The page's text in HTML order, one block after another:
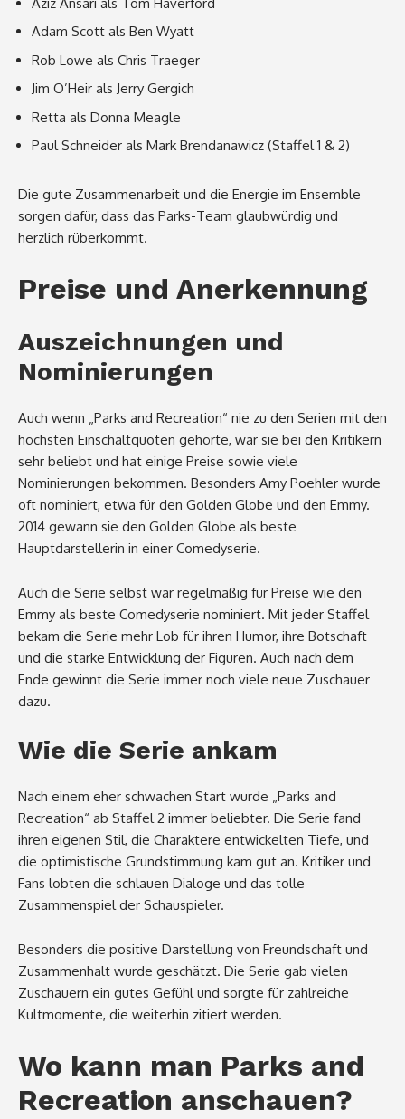
Adam Scott als Ben Wyatt
Rob Lowe als Chris Traeger
Jim O’Heir als Jerry Gergich
Retta als Donna Meagle
Paul Schneider als Mark Brendanawicz (Staffel 1 & 2)
Die gute Zusammenarbeit und die Energie im Ensemble
sorgen dafür, dass das Parks-Team glaubwürdig und
herzlich rüberkommt.
Preise und Anerkennung
Auszeichnungen und
Nominierungen
Auch wenn „Parks and Recreation“ nie zu den Serien mit den
höchsten Einschaltquoten gehörte, war sie bei den Kritikern
sehr beliebt und hat einige Preise sowie viele
Nominierungen bekommen. Besonders Amy Poehler wurde
oft nominiert, etwa für den Golden Globe und den Emmy.
2014 gewann sie den Golden Globe als beste
Hauptdarstellerin in einer Comedyserie.
Auch die Serie selbst war regelmäßig für Preise wie den
Emmy als beste Comedyserie nominiert. Mit jeder Staffel
bekam die Serie mehr Lob für ihren Humor, ihre Botschaft
und die starke Entwicklung der Figuren. Auch nach dem
Ende gewinnt die Serie immer noch viele neue Zuschauer
dazu.
Wie die Serie ankam
Nach einem eher schwachen Start wurde „Parks and
Recreation“ ab Staffel 2 immer beliebter. Die Serie fand
ihren eigenen Stil, die Charaktere entwickelten Tiefe, und
die optimistische Grundstimmung kam gut an. Kritiker und
Fans lobten die schlauen Dialoge und das tolle
Zusammenspiel der Schauspieler.
Besonders die positive Darstellung von Freundschaft und
Zusammenhalt wurde geschätzt. Die Serie gab vielen
Zuschauern ein gutes Gefühl und sorgte für zahlreiche
Kultmomente, die weiterhin zitiert werden.
Wo kann man Parks and
Recreation anschauen?